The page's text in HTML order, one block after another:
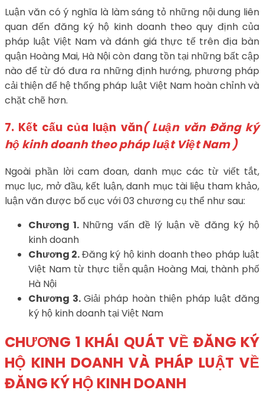
Luận văn có ý nghĩa là làm sáng tỏ những nội dung liên
quan đến đăng ký hộ kinh doanh theo quy định của
pháp luật Việt Nam và đánh giá thực tế trên địa bàn
quận Hoàng Mai, Hà Nội còn đang tồn tại những bất cập
nào để từ đó đưa ra những định hướng, phương pháp
cải thiện để hệ thống pháp luật Việt Nam hoàn chỉnh và
chặt chẽ hơn.
7. Kết cấu của luận văn( Luận văn Đăng ký
hộ kinh doanh theo pháp luật Việt Nam )
Ngoài phần lời cam đoan, danh mục các từ viết tắt,
mục lục, mở đầu, kết luận, danh mục tài liệu tham khảo,
luận văn được bố cục với 03 chương cụ thể như sau:
Chương 1. Những vấn đề lý luận về đăng ký hộ
kinh doanh
Chương 2.Đăng ký hộ kinh doanh theo pháp luật
Việt Nam từ thực tiễn quận Hoàng Mai, thành phố
Hà Nội
Chương 3. Giải pháp hoàn thiện pháp luật đăng
ký hộ kinh doanh tại Việt Nam
CHƯƠNG 1 KHÁI QUÁT VỀ ĐĂNG KÝ
HỘ KINH DOANH VÀ PHÁP LUẬT VỀ
ĐĂNG KÝ HỘ KINH DOANH